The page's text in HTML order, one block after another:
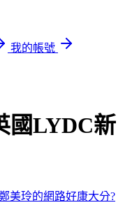
我的帳號
國LYDC新
美玲的網路好康大分?